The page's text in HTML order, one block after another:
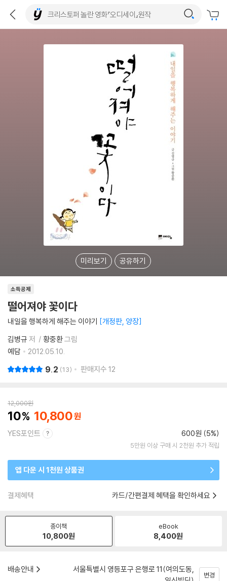
미리보기 공유하기
소득공제
떨어져야 꽃이다
내일을 행복하게 해주는 이야기 개정판, 양장
김병규 저 황중환그림
예담
2012.05.10.
9.2 13 판매지수 12
12,000원
10 10,800
YES포인트 600원 (5%)
5만원 이상 구매 시 2천원 추가 적립
앱 다운 시 1천원 상품권
결제혜택 카드/간편결제 혜택을 확인하세요
종이책
10,800원
eBook
8,400원
배송안내
서울특별시 영등포구 은행로 11(여의도동,
변경